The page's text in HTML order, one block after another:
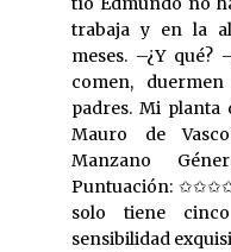
trabaja y en la
meses. –¿Y qué?
comen,
padres. Mi planta
Mauro de
Manzano
Puntuación:
solo tiene
sensibilidad